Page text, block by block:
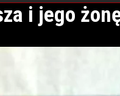
i jego